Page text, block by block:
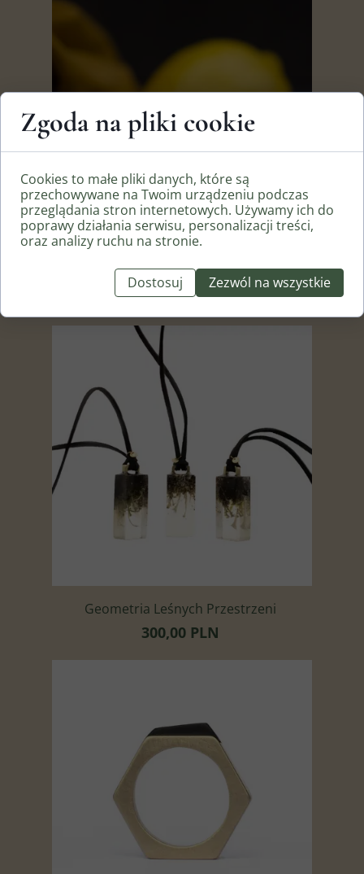
Bransoletka z cytrynem
450,00 PLN
Geometria Leśnych Przestrzeni
300,00 PLN
Zgoda na pliki cookie
Cookies to małe pliki danych, które są
przechowywane na Twoim urządzeniu podczas
przeglądania stron internetowych. Używamy ich do
poprawy działania serwisu, personalizacji treści,
oraz analizy ruchu na stronie.
Dostosuj Zezwól na wszystkie